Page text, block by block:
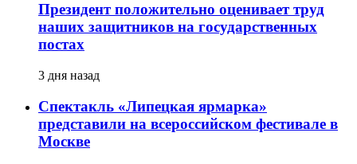
Президент положительно оценивает труд
наших защитников на государственных
постах
3 дня назад
Спектакль «Липецкая ярмарка»
представили на всероссийском фестивале в
Москве